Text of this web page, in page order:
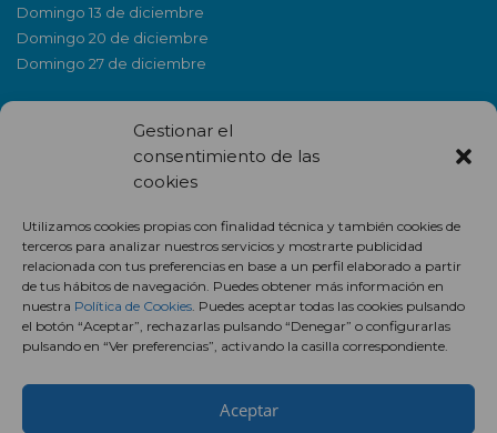
Gestionar el
consentimiento de las
cookies
Utilizamos cookies propias con finalidad técnica y también cookies de
terceros para analizar nuestros servicios y mostrarte publicidad
relacionada con tus preferencias en base a un perfil elaborado a partir
de tus hábitos de navegación. Puedes obtener más información en
nuestra Política de Cookies. Puedes aceptar todas las cookies pulsando
el botón “Aceptar”, rechazarlas pulsando “Denegar” o configurarlas
pulsando en “Ver preferencias”, activando la casilla correspondiente.
Aceptar
Domingo 13 de diciembre
Domingo 20 de diciembre
Domingo 27 de diciembre
NEWSLETTER